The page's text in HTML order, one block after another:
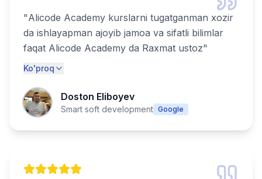
"Alicode Academy kurslarni tugatganman xozir
da ishlayapman ajoyib jamoa va sifatli bilimlar
faqat Alicode Academy da Raxmat ustoz"
Ko'proq
Doston Eliboyev
Smart soft development Google